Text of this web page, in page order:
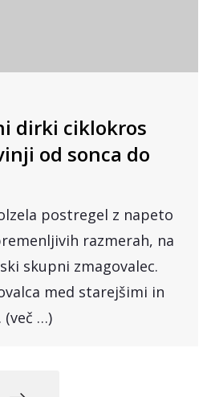
dirki ciklokros
od sonca do
postregel z napeto
razmerah, na
skupni zmagovalec.
med starejšimi in
(več …)